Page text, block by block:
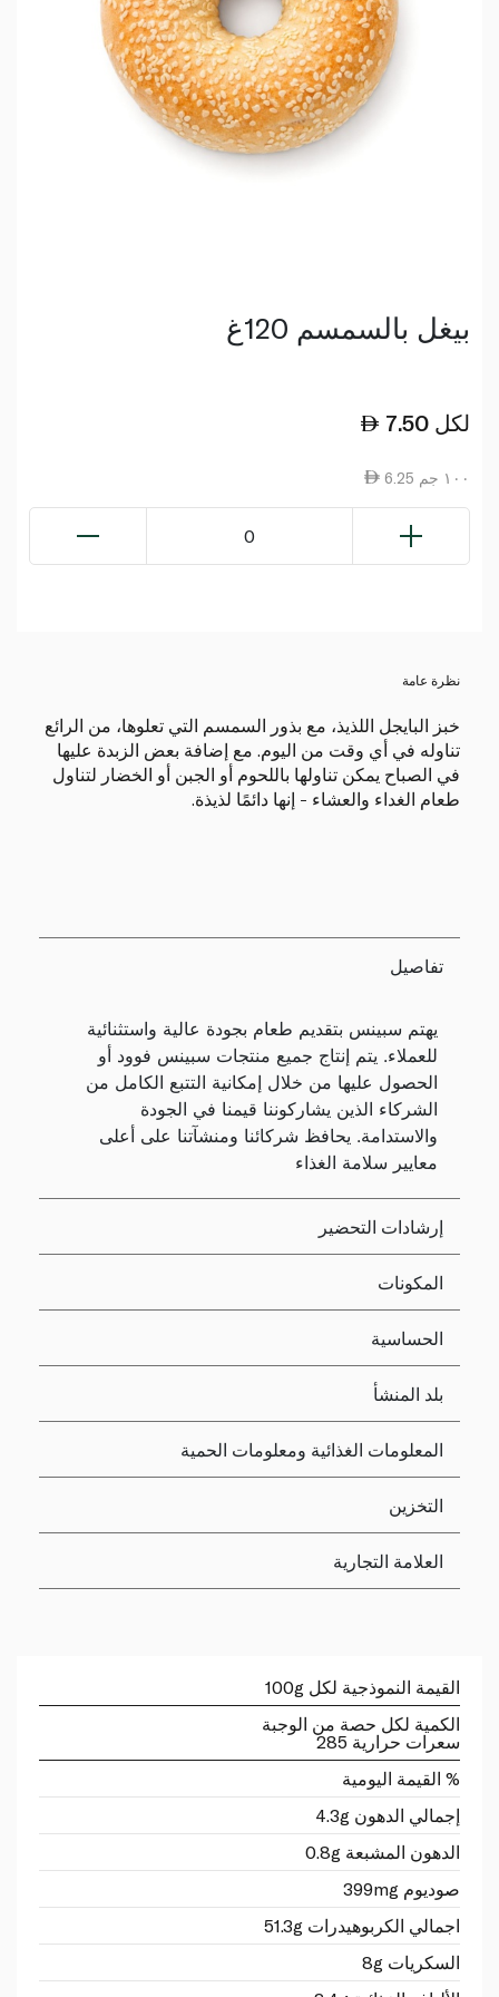
بيغل بالسمسم 120غ
7.50 لكل
6.25 ١٠٠ جم
0
نظرة عامة
خبز البايجل اللذيذ، مع بذور السمسم التي تعلوها، من الرائع
تناوله في أي وقت من اليوم. مع إضافة بعض الزبدة عليها
في الصباح يمكن تناولها باللحوم أو الجبن أو الخضار لتناول
طعام الغداء والعشاء - إنها دائمًا لذيذة.
تفاصيل
يهتم سبينس بتقديم طعام بجودة عالية واستثنائية
للعملاء. يتم إنتاج جميع منتجات سبينس فوود أو
الحصول عليها من خلال إمكانية التتبع الكامل من
الشركاء الذين يشاركوننا قيمنا في الجودة
والاستدامة. يحافظ شركائنا ومنشآتنا على أعلى
معايير سلامة الغذاء
إرشادات التحضير
المكونات
الحساسية
بلد المنشأ
المعلومات الغذائية ومعلومات الحمية
التخزين
العلامة التجارية
القيمة النموذجية لكل 100g
الكمية لكل حصة من الوجبة
سعرات حرارية 285
% القيمة اليومية
إجمالي الدهون 4.3g
الدهون المشبعة 0.8g
صوديوم 399mg
اجمالي الكربوهيدرات 51.3g
السكريات 8g